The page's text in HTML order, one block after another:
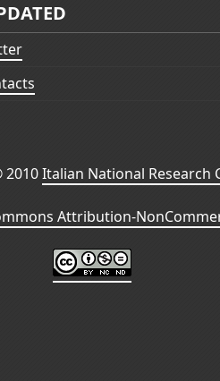
2010Italian National Research
Attribution-